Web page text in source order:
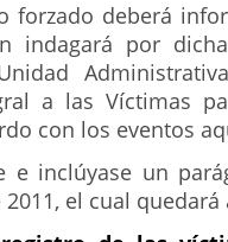
forzado deberá
indagará por
a las Víctimas
con los eventos
e inclúyase un
2011, el cual quedará